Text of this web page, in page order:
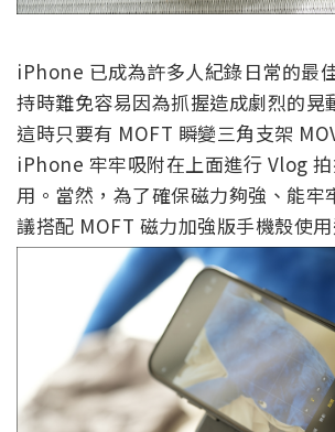
iPhone 已成為許多人紀錄日常的最
持時難免容易因為抓握造成劇烈的晃
這時只要有 MOFT 瞬變三角支架
iPhone 牢牢吸附在上面進行 Vlog
用。當然，為了確保磁力夠強、能牢
議搭配 MOFT 磁力加強版手機殼使用